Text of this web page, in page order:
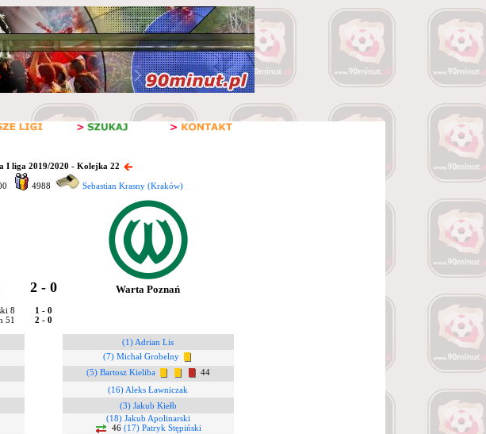
I liga 2019/2020 - Kolejka 22
4988 Sebastian Krasny (Kraków)
2 - 0 Warta Poznań
8
1 - 0
51
2 - 0
(1) Adrian Lis
(7) Michał Grobelny
(5) Bartosz Kieliba
44
(16) Aleks Ławniczak
(3) Jakub Kiełb
(18) Jakub Apolinarski
46 (17) Patryk Stępiński